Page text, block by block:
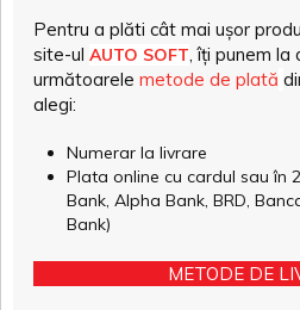
Pentru a plăti cât mai ușor
site-ul AUTO SOFT, îți punem la
următoarele metode de plată
alegi:
Numerar la livrare
Plata online cu cardul sau în
Bank, Alpha Bank, BRD,
Bank)
METODE DE